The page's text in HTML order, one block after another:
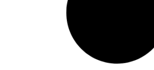
Helicoptero Policia